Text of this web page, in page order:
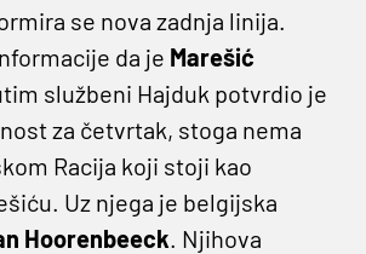
se nova zadnja linija.
da je Marešić
službeni Hajduk potvrdio je
za četvrtak, stoga nema
Racija koji stoji kao
Uz njega je belgijska
Hoorenbeeck. Njihova